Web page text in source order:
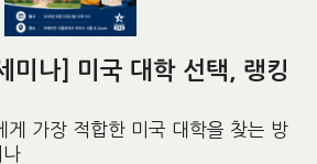
미나] 미국 대학 선택, 랭킹
게 가장 적합한 미국 대학을 찾는 방
나